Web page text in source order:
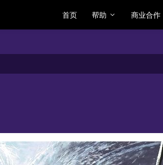
首页 帮助 商业合作